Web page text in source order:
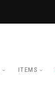
ITEMS